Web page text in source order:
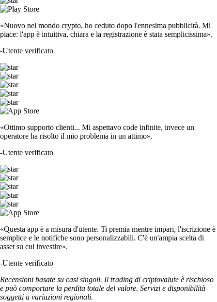
«Nuovo nel mondo crypto, ho ceduto dopo l'ennesima pubblicità. Mi
piace: l'app è intuitiva, chiara e la registrazione è stata semplicissima».
-Utente verificato
«Ottimo supporto clienti... Mi aspettavo code infinite, invece un
operatore ha risolto il mio problema in un attimo».
-Utente verificato
«Questa app è a misura d'utente. Ti premia mentre impari, l'iscrizione è
semplice e le notifiche sono personalizzabili. C'è un'ampia scelta di
asset su cui investire».
-Utente verificato
Recensioni basate su casi singoli. Il trading di criptovalute è rischioso
e può comportare la perdita totale del valore. Servizi e disponibilità
soggetti a variazioni regionali.